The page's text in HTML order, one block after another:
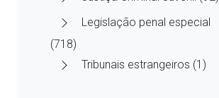
Legislação penal especial
(718)
Tribunais estrangeiros (1)